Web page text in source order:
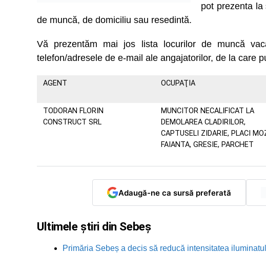
pot prezenta la
de muncă, de domiciliu sau resedintă.
Vă prezentăm mai jos lista locurilor de muncă
telefon/adresele de e-mail ale angajatorilor, de la care
AGENT OCUPAŢIA
TODORAN FLORIN
CONSTRUCT SRL
MUNCITOR NECALIFICAT LA
DEMOLAREA CLADIRILOR,
CAPTUSELI ZIDARIE, PLACI
FAIANTA, GRESIE, PARCHET
Adaugă-ne ca sursă preferată
Ultimele știri din Sebeș
Primăria Sebeș a decis să reducă intensitatea